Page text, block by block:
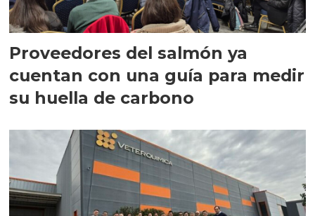
Proveedores del salmón ya
cuentan con una guía para medir
su huella de carbono